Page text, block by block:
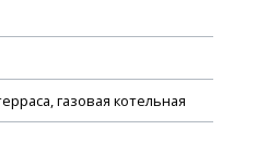
газовая котельная